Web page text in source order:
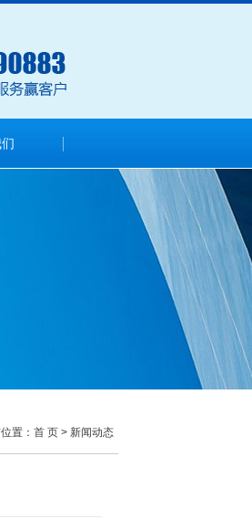
置： 首 页 > 新闻动态